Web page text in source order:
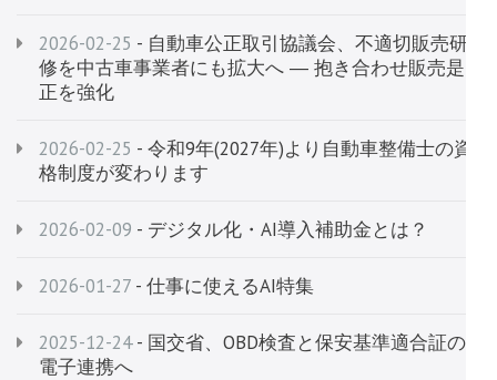
2025-12-24- 国交省、OBD検査と保安基準適合証の
電子連携へ
2026-01-27 - 仕事に使えるAI特集
2026-02-09 - デジタル化・AI導入補助金とは？
2026-02-25 - 令和9年(2027年)より自動車整備士の資
格制度が変わります
2026-02-25 - 自動車公正取引協議会、不適切販売研
修を中古車事業者にも拡大へ ― 抱き合わせ販売是
正を強化